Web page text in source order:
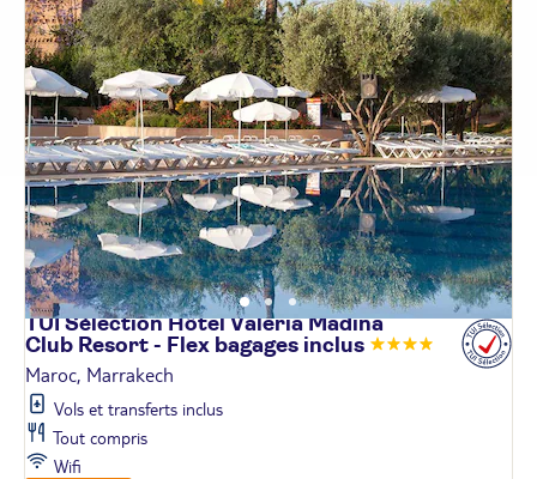
TUI Sélection Hôtel Valeria Madina
Club Resort - Flex bagages inclus
Maroc, Marrakech
Vols et transferts inclus
Tout compris
Wifi